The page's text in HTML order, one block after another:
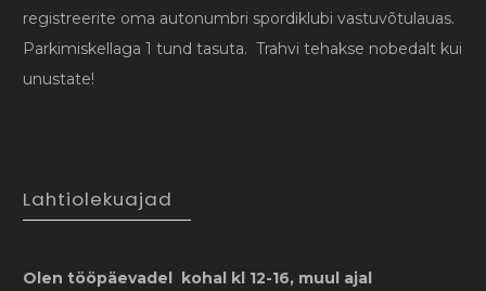
registreerite oma autonumbri spordiklubi vastuvõtulauas.
Parkimiskellaga 1 tund tasuta. Trahvi tehakse nobedalt kui
unustate!
Lahtiolekuajad
Olen tööpäevadel kohal kl 12-16, muul ajal